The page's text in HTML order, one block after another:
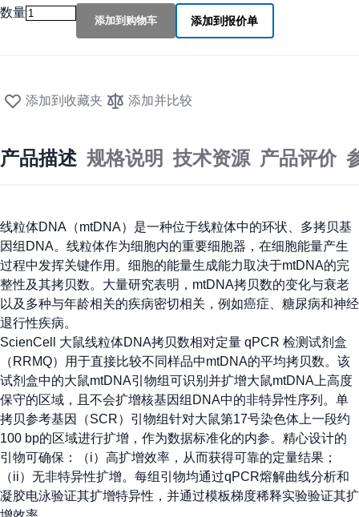
数量
添加到购物车 添加到报价单
添加到收藏夹 添加并比较
产品描述 规格说明 技术资源 产品评价
线粒体DNA（mtDNA）是一种位于线粒体中的环状、多拷贝基
因组DNA。线粒体作为细胞内的重要细胞器，在细胞能量产生
过程中发挥关键作用。细胞的能量生成能力取决于mtDNA的完
整性及其拷贝数。大量研究表明，mtDNA拷贝数的变化与衰老
以及多种与年龄相关的疾病密切相关，例如癌症、糖尿病和神经
退行性疾病。
ScienCell 大鼠线粒体DNA拷贝数相对定量 qPCR 检测试剂盒
（RRMQ）用于直接比较不同样品中mtDNA的平均拷贝数。该
试剂盒中的大鼠mtDNA引物组可识别并扩增大鼠mtDNA上高度
保守的区域，且不会扩增核基因组DNA中的非特异性序列。单
拷贝参考基因（SCR）引物组针对大鼠第17号染色体上一段约
100 bp的区域进行扩增，作为数据标准化的内参。精心设计的
引物可确保：（i）高扩增效率，从而获得可靠的定量结果；
（ii）无非特异性扩增。每组引物均通过qPCR熔解曲线分析和
凝胶电泳验证其扩增特异性，并通过模板梯度稀释实验验证其扩